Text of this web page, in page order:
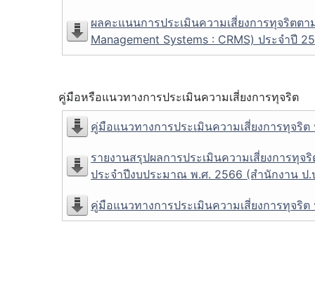
ผลคะแนนการประเมินความเสี่ยงการทุจริตต
Management Systems : CRMS) ประจำปี
คู่มือหรือแนวทางการประเมินความเสี่ยงการทุจริต
คู่มือแนวทางการประเมินความเสี่ยงการทุจ
รายงานสรุปผลการประเมินความเสี่ยงการทุ
ประจำปีงบประมาณ พ.ศ. 2566 (สำนักงาน ป
คู่มือแนวทางการประเมินความเสี่ยงการทุจ